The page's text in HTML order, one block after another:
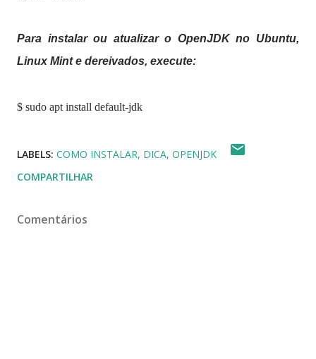
Para instalar ou atualizar o OpenJDK no Ubuntu,
Linux Mint e dereivados, execute:
$ sudo apt install default-jdk
LABELS: COMO INSTALAR DICA OPENJDK
COMPARTILHAR
Comentários